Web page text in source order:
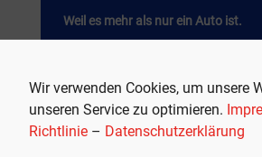
Wir verwenden Cookies, um unsere
unseren Service zu optimieren.
Richtlinie – Datenschutzerklärung
Weil es mehr als nur ein Auto ist.
Werbung